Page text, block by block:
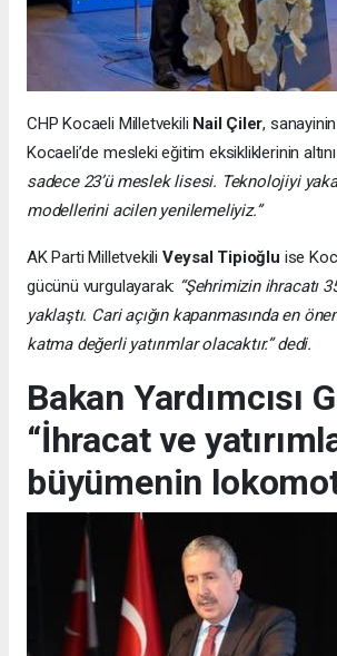
CHP Kocaeli Milletvekili Nail Çiler,
Kocaeli’de mesleki eğitim eksikliklerinin
sadece 23’ü meslek lisesi. Teknolojiyi
modellerini acilen yenilemeliyiz.”
AK Parti Milletvekili Veysal Tipioğlu ise
gücünü vurgulayarak: “Şehrimizin ihracatı
yaklaştı. Cari açığın kapanmasında en
katma değerli yatırımlar olacaktır.” dedi.
Bakan Yardımcısı
“İhracat ve
büyümenin